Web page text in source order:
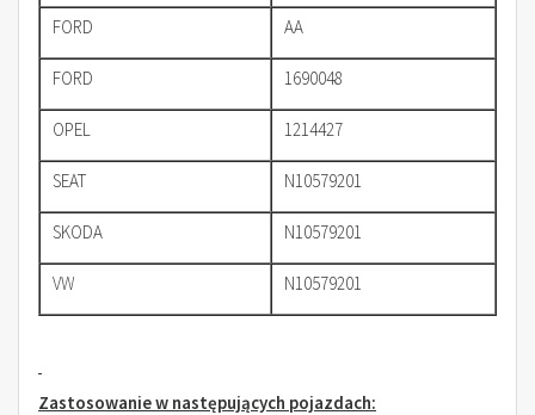
FORD AA
FORD 1690048
OPEL 1214427
SEAT N10579201
SKODA N10579201
VW N10579201
Zastosowanie w następujących pojazdach: